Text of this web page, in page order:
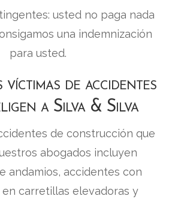
usted no paga nada
una indemnización
para usted.
de accidentes
a Silva & Silva
de construcción que
abogados incluyen
andamios, accidentes con
carretillas elevadoras y